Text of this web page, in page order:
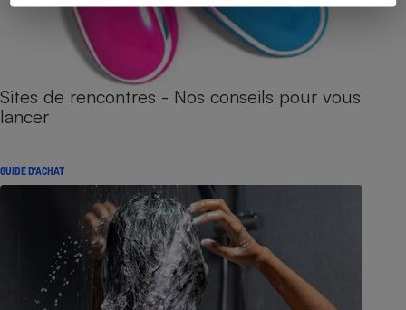
Sites de rencontres - Nos conseils pour vous
lancer
GUIDE D'ACHAT